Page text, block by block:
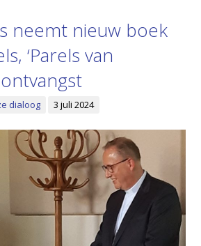
neemt nieuw boek
‘Parels van
dialoog 3 juli 2024